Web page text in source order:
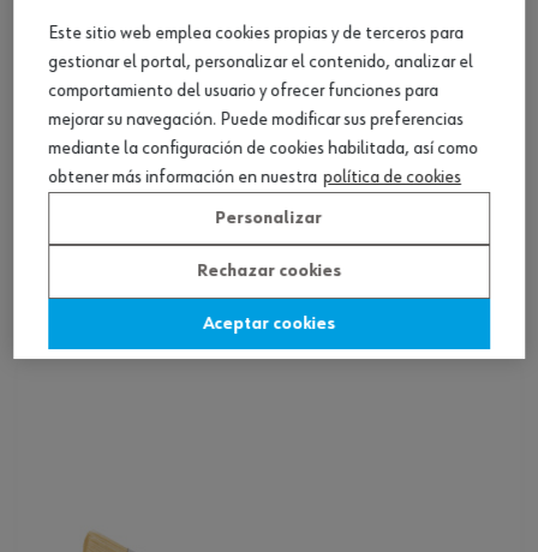
Este sitio web emplea cookies propias y de terceros para
gestionar el portal, personalizar el contenido, analizar el
comportamiento del usuario y ofrecer funciones para
mejorar su navegación. Puede modificar sus preferencias
mediante la configuración de cookies habilitada, así como
obtener más información en nuestra política de cookies
Personalizar
Rechazar cookies
Aceptar cookies